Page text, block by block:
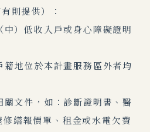
則提供）：
中）低收入戶或身心障礙證明
地位於本計畫服務區外者均
關文件，如：診斷證明書、醫
繕報價單、租金或水電欠費